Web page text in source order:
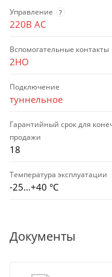
Управление ?
220В AC
Вспомогательные контакты
2НО
Подключение
туннельное
Гарантийный срок для
продажи
18
Температура эксплуатации
-25…+40 °С
Документы